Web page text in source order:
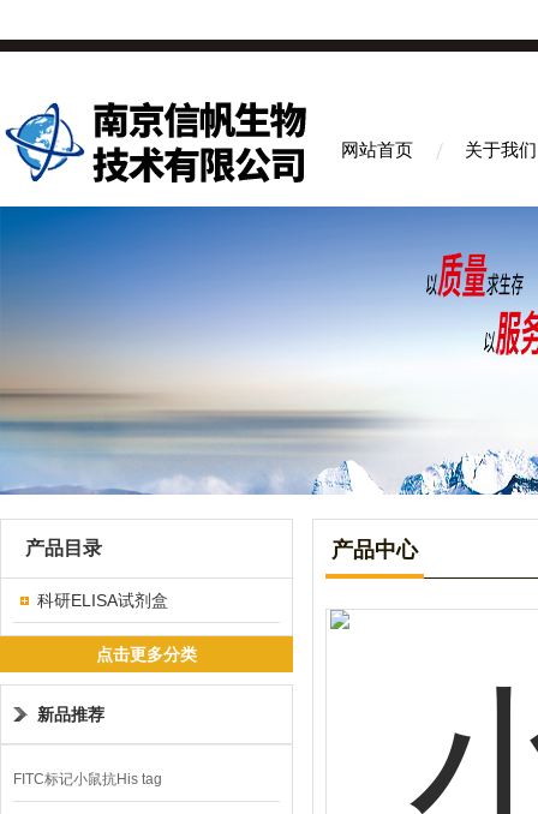
网站首页 关于我们
产品目录
科研ELISA试剂盒
点击更多分类
新品推荐
FITC标记小鼠抗His tag
产品中心